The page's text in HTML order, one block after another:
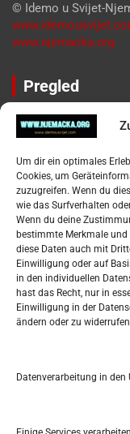
Um dir ein optimales
Cookies, um
zuzugreifen. Wenn du
wie das Surfverhalten
Wenn du deine
bestimmte Merkmale
diese Daten auch mit
Einwilligung oder auf
in den individuellen
hast das Recht, nur in
Einwilligung in der
ändern oder zu
Datenverarbeitung in den
© Idemo u Svijet-
www.njemacka.org
Pregled
Impressum
Datenschutzerklärung
Widerufsbelehrung
Oglašavanje /
Tko je
Pretražite
S
e
h
M D